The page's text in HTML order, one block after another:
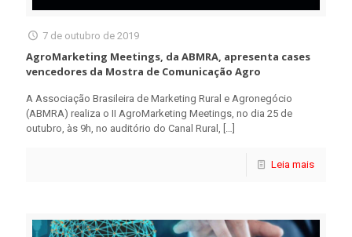
7 de outubro de 2019
AgroMarketing Meetings, da ABMRA, apresenta cases
vencedores da Mostra de Comunicação Agro
A Associação Brasileira de Marketing Rural e Agronegócio
(ABMRA) realiza o II AgroMarketing Meetings, no dia 25 de
outubro, às 9h, no auditório do Canal Rural, […]
Leia mais